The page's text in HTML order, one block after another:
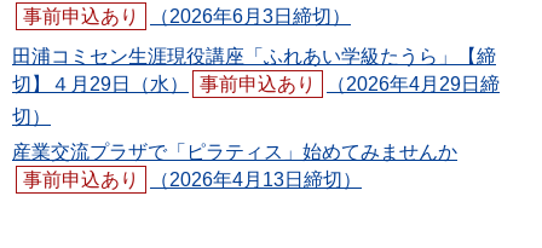
事前申込あり
（2026年6月3日締切）
田浦コミセン生涯現役講座「ふれあい学級たうら」【締
切】４月29日（水）
事前申込あり
（2026年4月29日締
切）
産業交流プラザで「ピラティス」始めてみませんか
事前申込あり
（2026年4月13日締切）